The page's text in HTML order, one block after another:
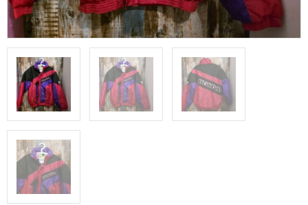
Metodi
di
pagamento
Privacy
Policy
Il
account